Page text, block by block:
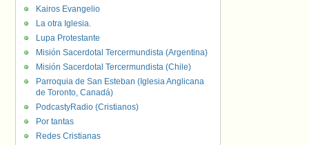
Kairos Evangelio
La otra Iglesia.
Lupa Protestante
Misión Sacerdotal Tercermundista (Argentina)
Misión Sacerdotal Tercermundista (Chile)
Parroquia de San Esteban (Iglesia Anglicana
de Toronto, Canadá)
PodcastyRadio (Cristianos)
Por tantas
Redes Cristianas